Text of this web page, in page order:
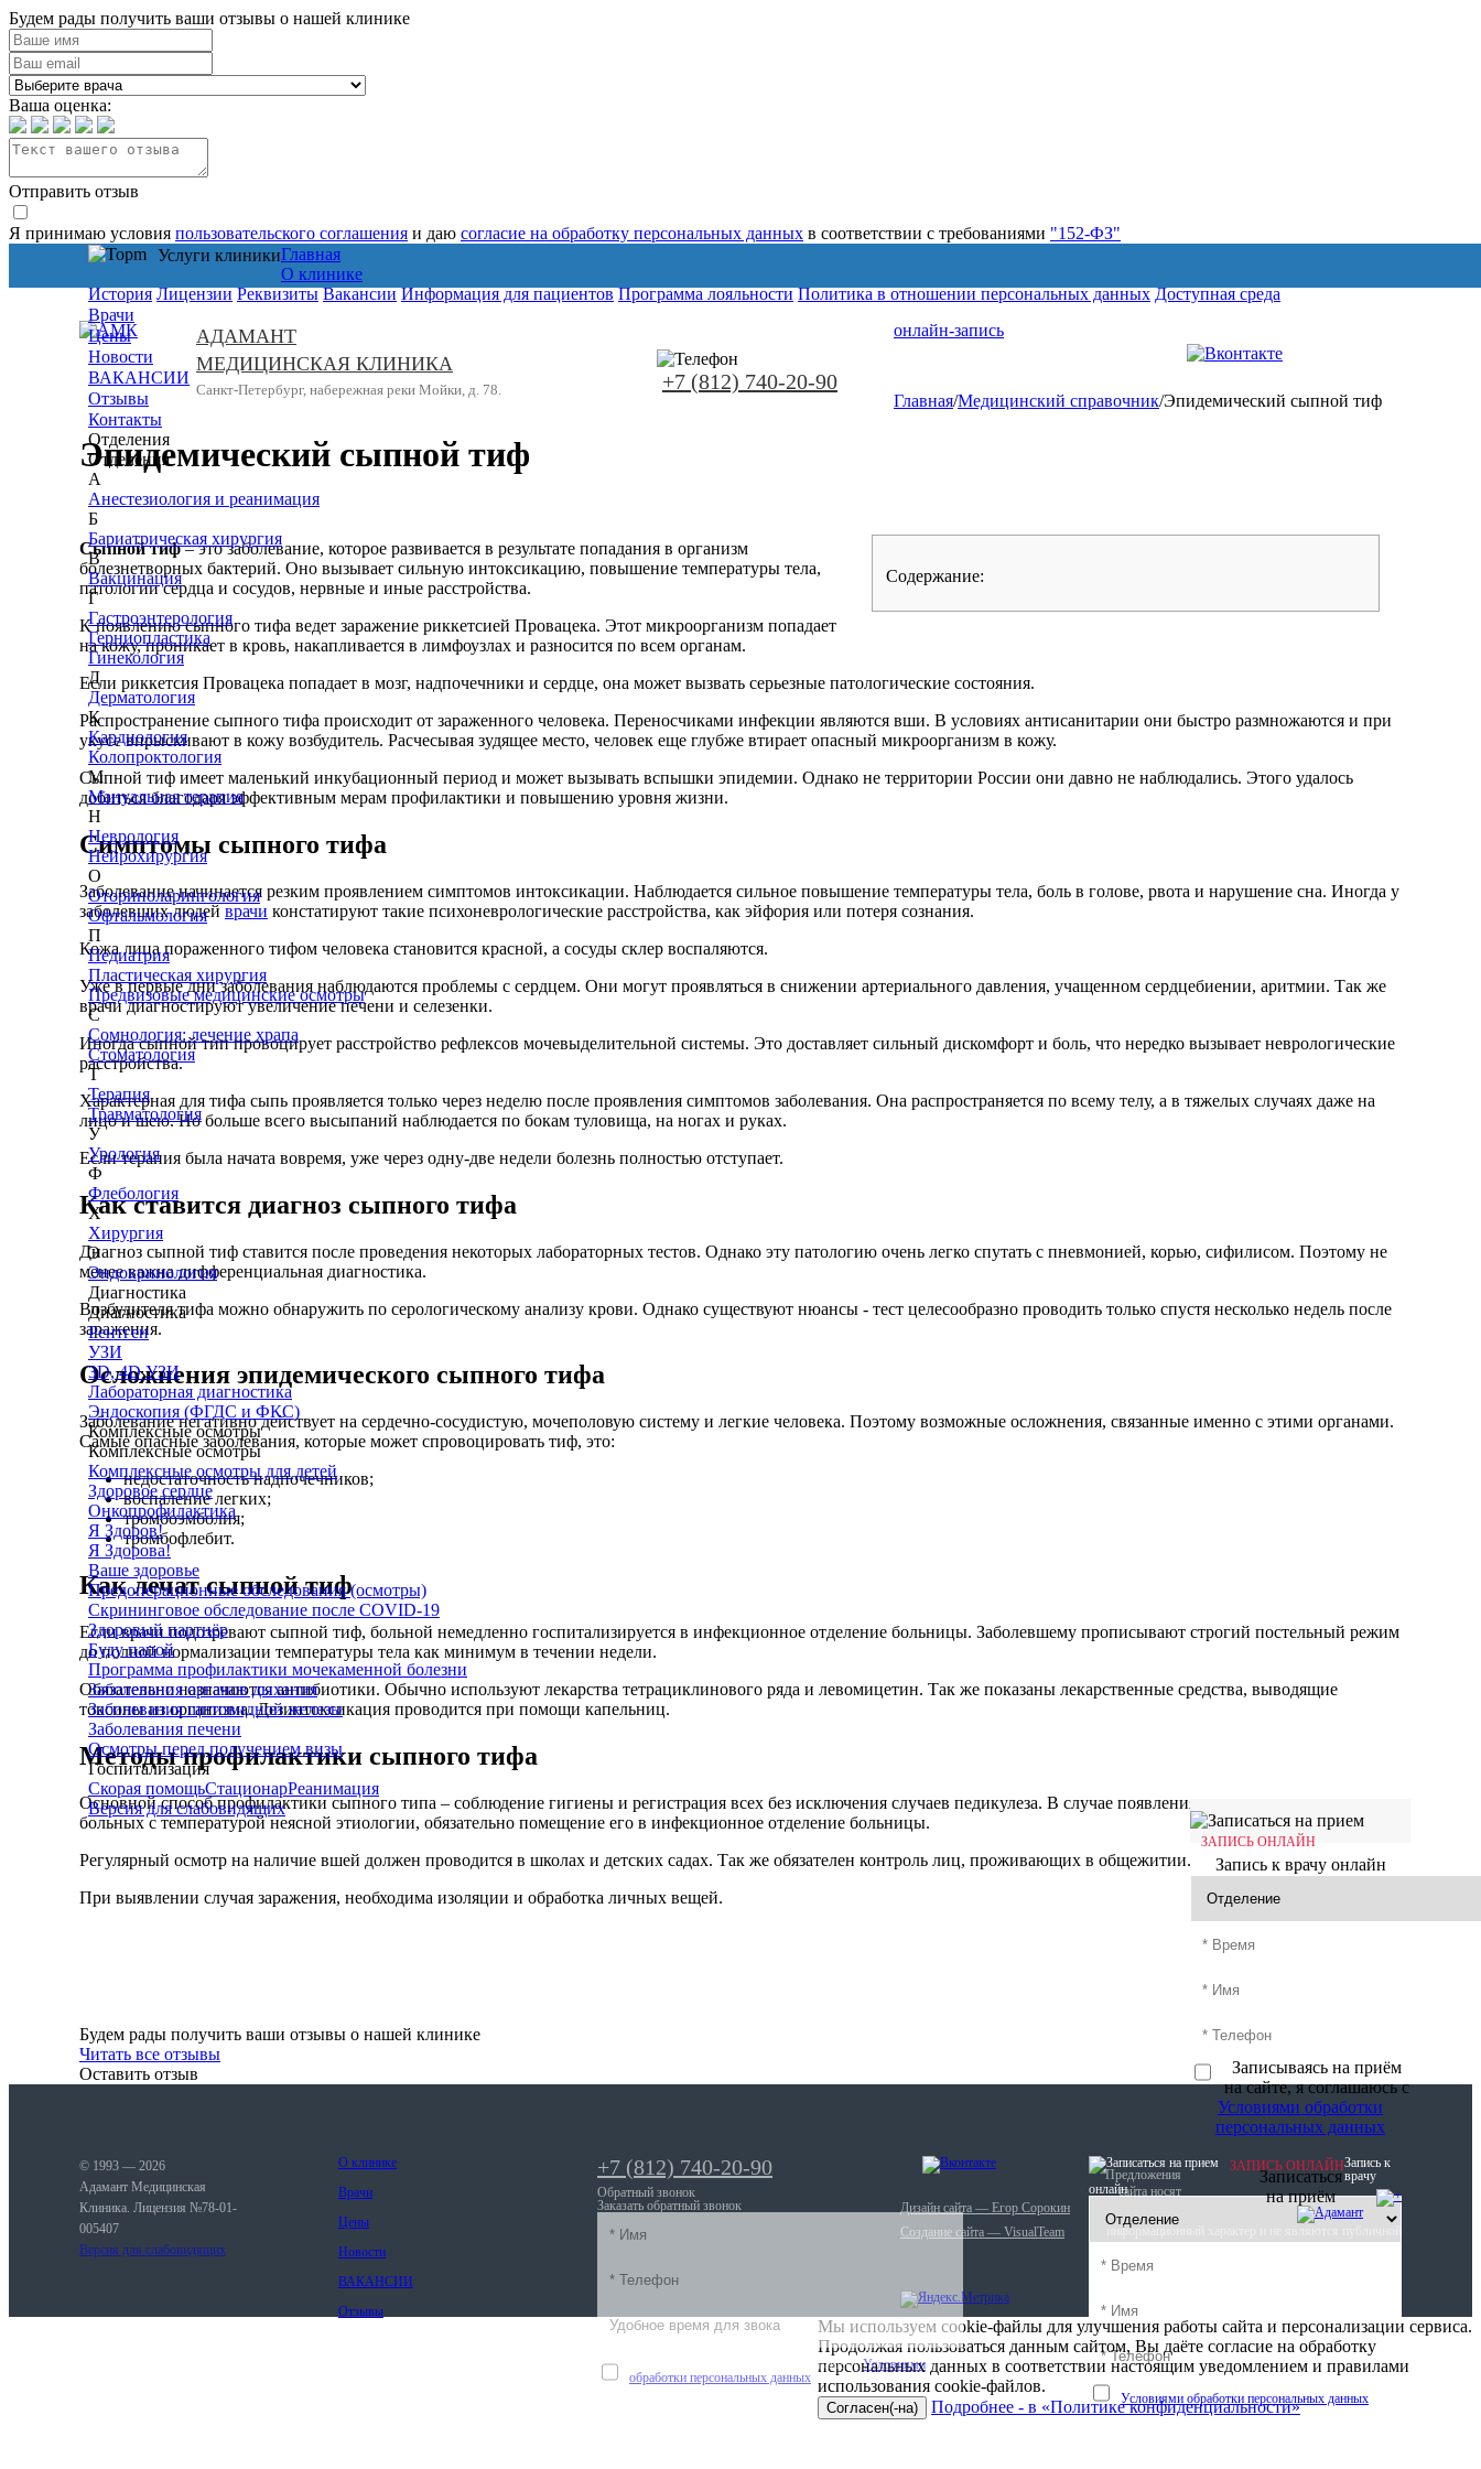
Будем рады получить ваши отзывы о нашей клинике
Ваша оценка:
Отправить отзыв
Я принимаю условия пользовательского соглашения и даю согласие на обработку персональных данных в соответствии с требованиями "152-ФЗ"
Услуги клиникиГлавная
О клинике
История Лицензии Реквизиты Вакансии Информация для пациентов Программа лояльности Политика в отношении персональных данных Доступная среда
Врачи
Цены
Новости
ВАКАНСИИ
Отзывы
Контакты
Отделения
Отделения
А
Анестезиология и реанимация
Б
Бариатрическая хирургия
В
Вакцинация
Г
Гастроэнтерология
Герниопластика
Гинекология
Д
Дерматология
К
Кардиология
Колопроктология
М
Мануальная терапия
Н
Неврология
Нейрохирургия
О
Оториноларингология
Офтальмология
П
Педиатрия
Пластическая хирургия
Предвизовые медицинские осмотры
С
Сомнология: лечение храпа
Стоматология
Т
Терапия
Травматология
У
Урология
Ф
Флебология
Х
Хирургия
Э
Эндокринология
Диагностика
Диагностика
Рентген
УЗИ
3D, 4D УЗИ
Лабораторная диагностика
Эндоскопия (ФГДС и ФКС)
Комплексные осмотры
Комплексные осмотры
Комплексные осмотры для детей
Здоровое сердце
Онкопрофилактика
Я Здоров!
Я Здорова!
Ваше здоровье
Предоперационные обследования (осмотры)
Скрининговое обследование после COVID-19
Здоровый партнёр
Буду папой
Программа профилактики мочекаменной болезни
Заболевания органов дыхания
Заболевания щитовидной железы
Заболевания печени
Осмотры перед получением визы
Госпитализация
Скорая помощьСтационарРеанимация
ЗАПИСЬ ОНЛАЙН
Запись к врачу онлайн
Записываясь на приём
на сайте, я соглашаюсь с
Условиями обработки
персональных данных
Записаться
на приём
Версия для слабовидящих
АДАМАНТ
МЕДИЦИНСКАЯ КЛИНИКА
Санкт-Петербург, набережная реки Мойки, д. 78. +7 (812) 740-20-90
онлайн-запись
Главная/Медицинский справочник/Эпидемический сыпной тиф
Эпидемический сыпной тиф
Содержание:
Сыпной тиф– это заболевание, которое развивается в результате попадания в организм
болезнетворных бактерий. Оно вызывает сильную интоксикацию, повышение температуры тела,
патологии сердца и сосудов, нервные и иные расстройства.
К появлению сыпного тифа ведет заражение риккетсией Провацека. Этот микроорганизм попадает
на кожу, проникает в кровь, накапливается в лимфоузлах и разносится по всем органам.
Если риккетсия Провацека попадает в мозг, надпочечники и сердце, она может вызвать серьезные патологические состояния.
Распространение сыпного тифа происходит от зараженного человека. Переносчиками инфекции являются вши. В условиях антисанитарии они быстро размножаются и при
укусе впрыскивают в кожу возбудитель. Расчесывая зудящее место, человек еще глубже втирает опасный микроорганизм в кожу.
Сыпной тиф имеет маленький инкубационный период и может вызывать вспышки эпидемии. Однако не территории России они давно не наблюдались. Этого удалось
добиться благодаря эффективным мерам профилактики и повышению уровня жизни.
Симптомы сыпного тифа
Заболевание начинается резким проявлением симптомов интоксикации. Наблюдается сильное повышение температуры тела, боль в голове, рвота и нарушение сна. Иногда у
заболевших людей врачи констатируют такие психоневрологические расстройства, как эйфория или потеря сознания.
Кожа лица пораженного тифом человека становится красной, а сосуды склер воспаляются.
Уже в первые дни заболевания наблюдаются проблемы с сердцем. Они могут проявляться в снижении артериального давления, учащенном сердцебиении, аритмии. Так же
врачи диагностируют увеличение печени и селезенки.
Иногда сыпной тип провоцирует расстройство рефлексов мочевыделительной системы. Это доставляет сильный дискомфорт и боль, что нередко вызывает неврологические
расстройства.
Характерная для тифа сыпь проявляется только через неделю после проявления симптомов заболевания. Она распространяется по всему телу, а в тяжелых случаях даже на
лицо и шею. Но больше всего высыпаний наблюдается по бокам туловища, на ногах и руках.
Если терапия была начата вовремя, уже через одну-две недели болезнь полностью отступает.
Как ставится диагноз сыпного тифа
Диагноз сыпной тиф ставится после проведения некоторых лабораторных тестов. Однако эту патологию очень легко спутать с пневмонией, корью, сифилисом. Поэтому не
менее важна дифференциальная диагностика.
Возбудителя тифа можно обнаружить по серологическому анализу крови. Однако существуют нюансы - тест целесообразно проводить только спустя несколько недель после
заражения.
Осложнения эпидемического сыпного тифа
Заболевание негативно действует на сердечно-сосудистую, мочеполовую систему и легкие человека. Поэтому возможные осложнения, связанные именно с этими органами.
Самые опасные заболевания, которые может спровоцировать тиф, это:
недостаточность надпочечников;
воспаление легких;
тромбоэмболия;
тромбофлебит.
Как лечат сыпной тиф
Если врачи подозревают сыпной тиф, больной немедленно госпитализируется в инфекционное отделение больницы. Заболевшему прописывают строгий постельный режим
до полной нормализации температуры тела как минимум в течении недели.
Обязательно назначаются антибиотики. Обычно используют лекарства тетрациклинового ряда и левомицетин. Так же показаны лекарственные средства, выводящие
токсины из организма. Дезинтоксикация проводится при помощи капельниц.
Методы профилактики сыпного тифа
Основной способ профилактики сыпного типа – соблюдение гигиены и регистрация всех без исключения случаев педикулеза. В случае появления в очаге распространения
больных с температурой неясной этиологии, обязательно помещение его в инфекционное отделение больницы.
Регулярный осмотр на наличие вшей должен проводится в школах и детских садах. Так же обязателен контроль лиц, проживающих в общежитии.
При выявлении случая заражения, необходима изоляции и обработка личных вещей.
Будем рады получить ваши отзывы о нашей клинике
Читать все отзывы
Оставить отзыв
© 1993 — 2026
Адамант Медицинская
Клиника. Лицензия №78-01-
005407
Версия для слабовидящих
О клинике
Врачи
Цены
Новости
ВАКАНСИИ
Отзывы
+7 (812) 740-20-90
Обратный звонок
Заказать обратный звонок
Оставляя личные данные, я соглашаюсь сУсловиями
обработки персональных данных
Дизайн сайта — Егор Сорокин
Создание сайта — VisualTeam
ЗАПИСЬ ОНЛАЙНЗапись к
врачу
онлайн
Условиями обработки персональных данных
Предложения
сайта носят
информационный характер и не являются публичной
Мы используем cookie-файлы для улучшения работы сайта и персонализации сервиса.
Продолжая пользоваться данным сайтом, Вы даёте согласие на обработку
персональных данных в соответствии настоящим уведомлением и правилами
использования cookie-файлов.
Согласен(-на) Подробнее - в «Политике конфиденциальности»